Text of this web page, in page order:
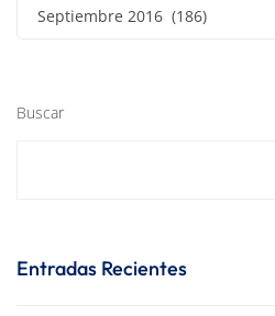
Septiembre 2016 (186)
Buscar
Entradas Recientes